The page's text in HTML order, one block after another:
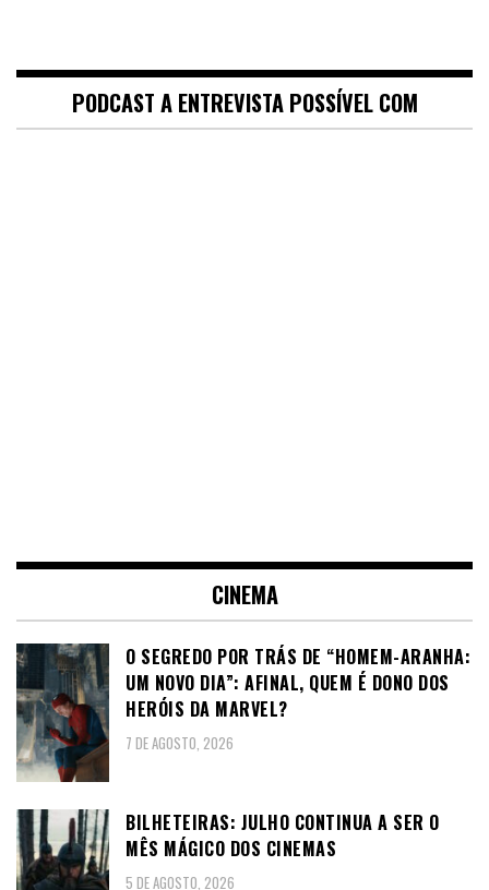
PODCAST A ENTREVISTA POSSÍVEL COM
CINEMA
O SEGREDO POR TRÁS DE “HOMEM-ARANHA:
UM NOVO DIA”: AFINAL, QUEM É DONO DOS
HERÓIS DA MARVEL?
7 DE AGOSTO, 2026
BILHETEIRAS: JULHO CONTINUA A SER O
MÊS MÁGICO DOS CINEMAS
5 DE AGOSTO, 2026